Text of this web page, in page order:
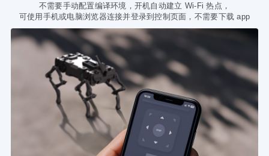
不需要手动配置编译环境，开机自动建立 Wi-Fi 热点，
可使用手机或电脑浏览器连接并登录到控制页面，不需要下载 app